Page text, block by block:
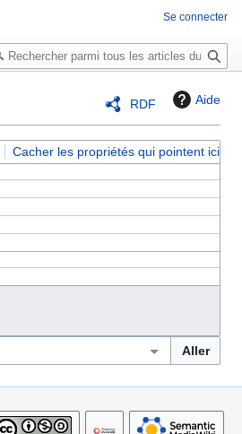
RDF Aide
Cacher les propriétés qui pointent ici
Se connecter